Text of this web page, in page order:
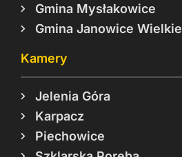
Gmina Mysłakowice
Gmina Janowice Wielkie
Kamery
Jelenia Góra
Karpacz
Piechowice